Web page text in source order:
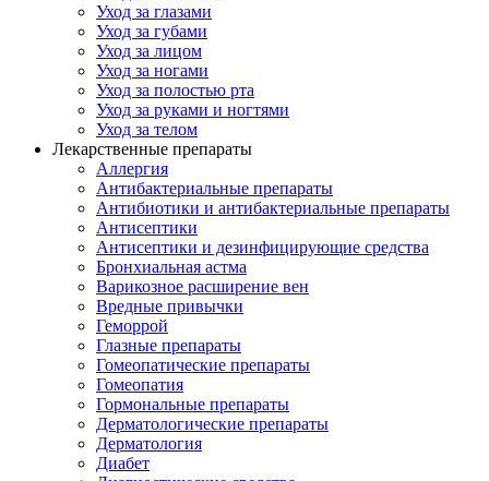
Уход за глазами
Уход за губами
Уход за лицом
Уход за ногами
Уход за полостью рта
Уход за руками и ногтями
Уход за телом
Лекарственные препараты
Аллергия
Антибактериальные препараты
Антибиотики и антибактериальные препараты
Антисептики
Антисептики и дезинфицирующие средства
Бронхиальная астма
Варикозное расширение вен
Вредные привычки
Геморрой
Глазные препараты
Гомеопатические препараты
Гомеопатия
Гормональные препараты
Дерматологические препараты
Дерматология
Диабет